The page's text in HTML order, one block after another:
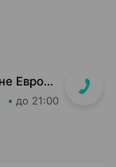
ул. Есенина, д. 76-1 (ТЦ Maximus, в м-не Евроопт Super)
до 21:00